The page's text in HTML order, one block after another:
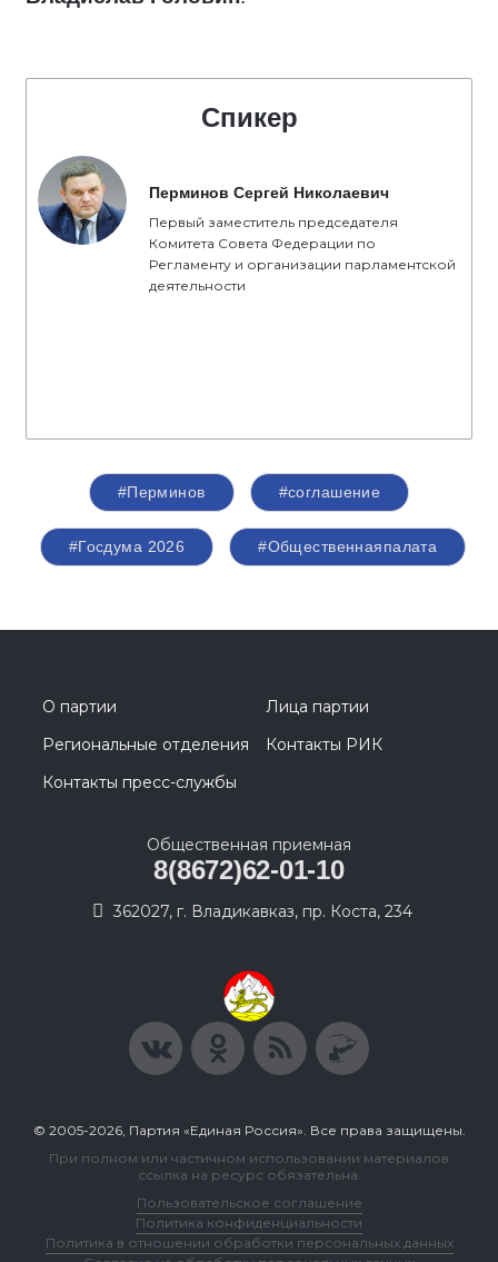
Спикер
Перминов Сергей Николаевич
Первый заместитель председателя
Комитета Совета Федерации по
Регламенту и организации парламентской
деятельности
#Перминов #соглашение
#Госдума 2026 #Общественнаяпалата
О партии
Лица партии
Региональные отделения
Контакты РИК
Контакты пресс-службы
Общественная приемная
8(8672)62-01-10
362027, г. Владикавказ, пр. Коста, 234
© 2005-2026, Партия «Единая Россия». Все права защищены.
При полном или частичном использовании материалов
ссылка на ресурс обязательна.
Пользовательское соглашение
Политика конфиденциальности
Политика в отношении обработки персональных данных